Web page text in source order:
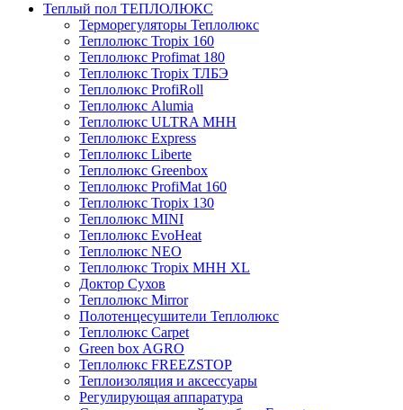
Теплый пол ТЕПЛОЛЮКС
Терморегуляторы Теплолюкс
Теплолюкс Tropix 160
Теплолюкс Profimat 180
Теплолюкс Tropix ТЛБЭ
Теплолюкс ProfiRoll
Теплолюкс Alumia
Теплолюкс ULTRA МНН
Теплолюкс Express
Теплолюкс Liberte
Теплолюкс Greenbox
Теплолюкс ProfiMat 160
Теплолюкс Tropix 130
Теплолюкс MINI
Теплолюкс EvoHeat
Теплолюкс NEO
Теплолюкс Tropix МНН XL
Доктор Сухов
Теплолюкс Mirror
Полотенцесушители Теплолюкс
Теплолюкс Carpet
Green box AGRO
Теплолюкс FREEZSTOP
Теплоизоляция и аксессуары
Регулирующая аппаратура